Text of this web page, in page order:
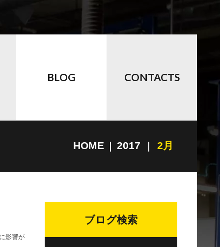
BLOG CONTACTS
HOME 2017 2月
影響が
ブログ検索